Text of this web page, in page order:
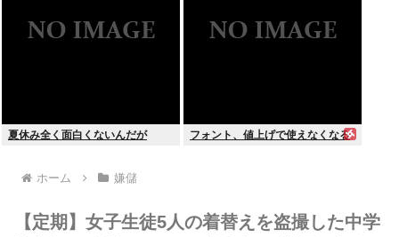
夏休み全く面白くないんだが フォント、値上げで使えなくなる
ホーム 嫌儲
【定期】女子生徒5人の着替えを盗撮した中学